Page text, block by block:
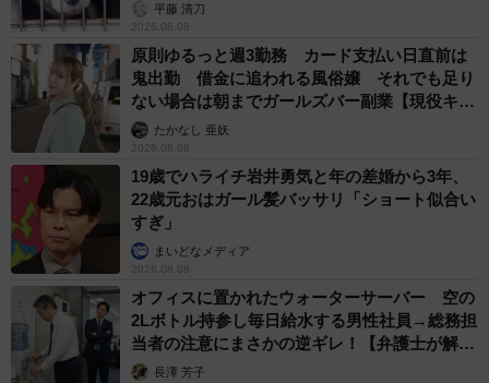
て泣いているのかこちらも全くわからないので、様々なこ
とを試して泣き止ませようとしました」
平藤 清刀
2026.08.08
原則ゆるっと週3勤務 カード支払い日直前は
鬼出勤 借金に追われる風俗嬢 それでも足り
ない場合は朝までガールズバー副業【現役キャ
ストに取材】
たかなし 亜妖
2026.08.08
19歳でハライチ岩井勇気と年の差婚から3年、
22歳元おはガール髪バッサリ「ショート似合い
すぎ」
まいどなメディア
2026.08.08
オフィスに置かれたウォーターサーバー 空の
2Lボトル持参し毎日給水する男性社員→総務担
当者の注意にまさかの逆ギレ！【弁護士が解
説】長澤 芳子